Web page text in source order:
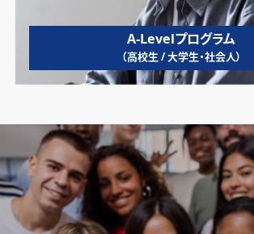
A-Levelプログラム
（高校生 / 大学生・社会人）